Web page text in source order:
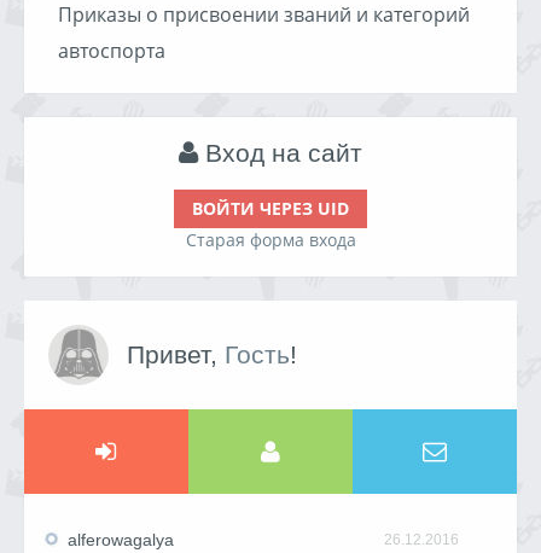
Приказы о присвоении званий и категорий
автоспорта
Вход на сайт
ВОЙТИ ЧЕРЕЗ UID
Старая форма входа
Привет, Гость!
26.12.2016
alferowagalya